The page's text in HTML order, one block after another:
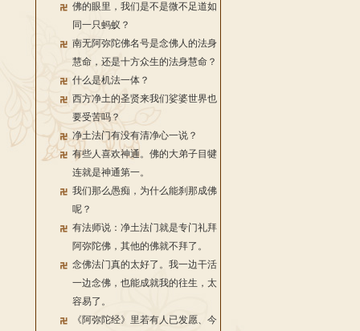
佛的眼里，我们是不是微不足道如
同一只蚂蚁？
南无阿弥陀佛名号是念佛人的法身
慧命，还是十方众生的法身慧命？
什么是机法一体？
西方净土的圣贤来我们娑婆世界也
要受苦吗？
净土法门有没有清净心一说？
有些人喜欢神通。佛的大弟子目犍
连就是神通第一。
我们那么愚痴，为什么能刹那成佛
呢？
有法师说：净土法门就是专门礼拜
阿弥陀佛，其他的佛就不拜了。
念佛法门真的太好了。我一边干活
一边念佛，也能成就我的往生，太
容易了。
《阿弥陀经》里若有人已发愿、今